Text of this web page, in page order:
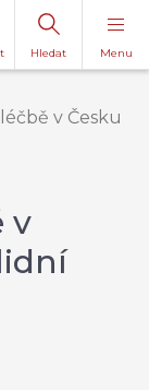
Menu
Hledat
v Česku
v